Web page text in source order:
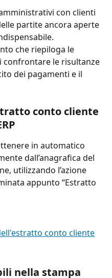
con clienti
partite ancora aperte
che riepiloga le
confrontare le risultanze
dei pagamenti e il
conto cliente
in automatico
dall’anagrafica del
utilizzando l’azione
appunto “Estratto
nella stampa